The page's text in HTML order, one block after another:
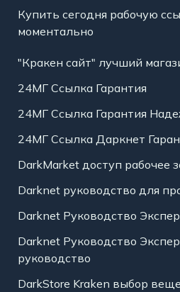
Купить сегодня рабочую
моментально
"Кракен сайт" лучший
24МГ Ссылка Гарантия
24МГ Ссылка Гарантия
24МГ Ссылка Даркнет
DarkMarket доступ рабочее
Darknet руководство для
Darknet Руководство
Darknet Руководство
руководство
DarkStore Kraken выбор